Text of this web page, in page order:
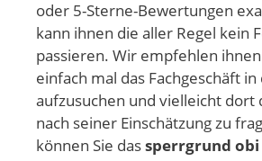
oder 5-Sterne-Bewertungen
kann ihnen die aller Regel kein
passieren. Wir empfehlen
einfach mal das Fachgeschäft
aufzusuchen und vielleicht dort
nach seiner Einschätzung zu
können Sie dassperrgrund obi